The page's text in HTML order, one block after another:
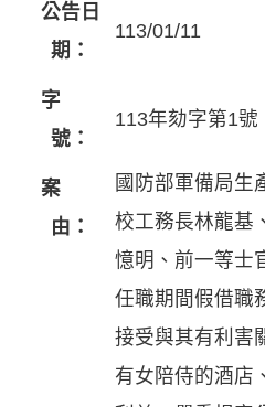
公告日
期：
113/01/11
字
號：
113年劾字第1號
案
由：
國防部軍備局生
校工務長林龍基
憶明、前一等士
任職期間假借職
接受與其有利害
有女陪侍的酒店